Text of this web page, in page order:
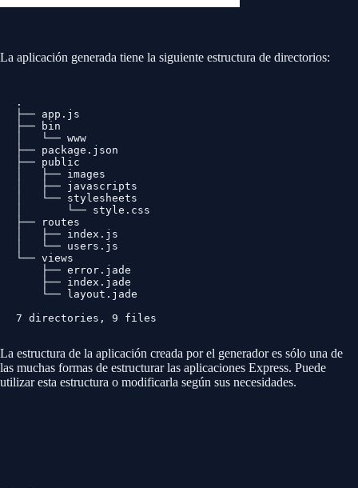
La aplicación generada tiene la siguiente estructura de directorios:
.
├── app.js
├── bin
│   └── www
├── package.json
├── public
│   ├── images
│   ├── javascripts
│   └── stylesheets
│       └── style.css
├── routes
│   ├── index.js
│   └── users.js
└── views
    ├── error.jade
    ├── index.jade
    └── layout.jade
7 directories, 9 files
La estructura de la aplicación creada por el generador es sólo una de
las muchas formas de estructurar las aplicaciones Express. Puede
utilizar esta estructura o modificarla según sus necesidades.